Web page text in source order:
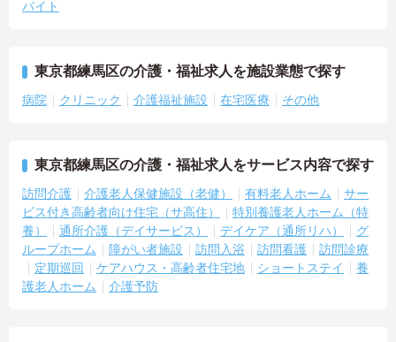
バイト
東京都練馬区の介護・福祉求人を施設業態で探す
病院 クリニック 介護福祉施設 在宅医療 その他
東京都練馬区の介護・福祉求人をサービス内容で探す
訪問介護 介護老人保健施設（老健） 有料老人ホーム
サー
ビス付き高齢者向け住宅（サ高住）
特別養護老人ホーム（特
養）
通所介護（デイサービス） デイケア（通所リハ）
グ
ループホーム
障がい者施設 訪問入浴 訪問看護
訪問診療
定期巡回
ケアハウス・高齢者住宅地 ショートステイ
養
護老人ホーム
介護予防